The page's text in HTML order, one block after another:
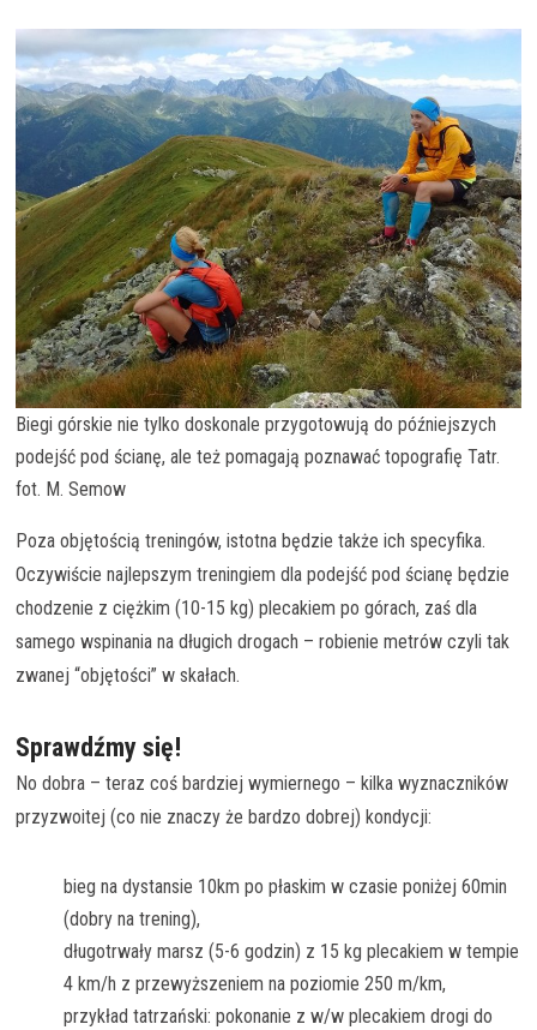
Biegi górskie nie tylko doskonale przygotowują do późniejszych
podejść pod ścianę, ale też pomagają poznawać topografię Tatr.
fot. M. Semow
Poza objętością treningów, istotna będzie także ich specyfika.
Oczywiście najlepszym treningiem dla podejść pod ścianę będzie
chodzenie z ciężkim (10-15 kg) plecakiem po górach, zaś dla
samego wspinania na długich drogach – robienie metrów czyli tak
zwanej “objętości” w skałach.
Sprawdźmy się!
No dobra – teraz coś bardziej wymiernego – kilka wyznaczników
przyzwoitej (co nie znaczy że bardzo dobrej) kondycji:
bieg na dystansie 10km po płaskim w czasie poniżej 60min
(dobry na trening),
długotrwały marsz (5-6 godzin) z 15 kg plecakiem w tempie
4 km/h z przewyższeniem na poziomie 250 m/km,
przykład tatrzański: pokonanie z w/w plecakiem drogi do